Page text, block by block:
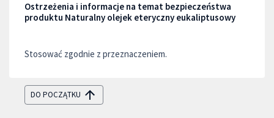
Ostrzeżenia i informacje na temat bezpieczeństwa
produktu Naturalny olejek eteryczny eukaliptusowy
Stosować zgodnie z przeznaczeniem.
DO POCZĄTKU